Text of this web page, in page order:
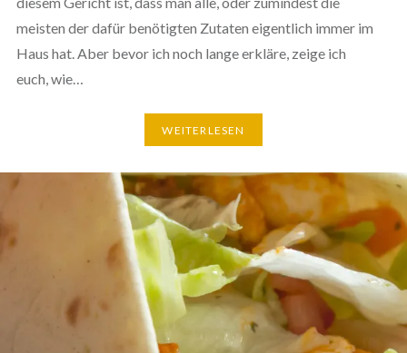
meisten der dafür benö­tig­ten Zutaten eigent­lich immer im
Haus hat. Aber bevor ich noch lange erkläre, zeige ich
euch, wie…
WEI­TER­LE­SEN